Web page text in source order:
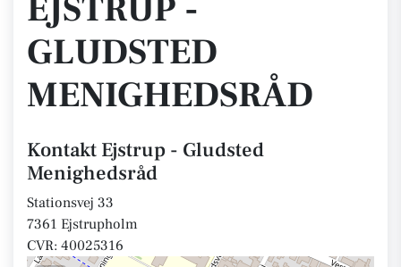
EJSTRUP -
GLUDSTED
MENIGHEDSRÅD
Kontakt Ejstrup - Gludsted
Menighedsråd
Stationsvej 33
7361 Ejstrupholm
CVR: 40025316